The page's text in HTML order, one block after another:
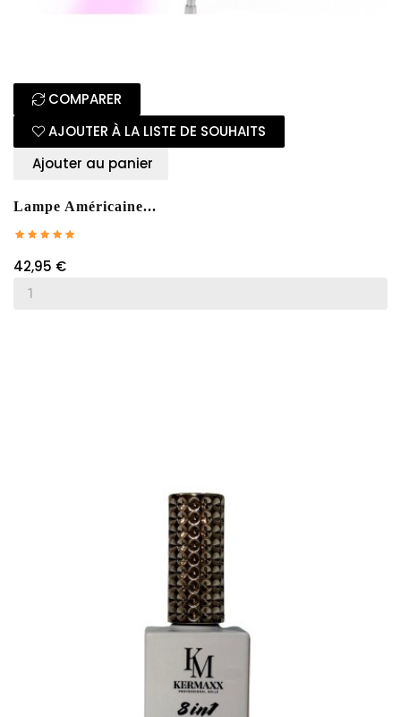
COMPARER
AJOUTER À LA LISTE DE SOUHAITS
Ajouter au panier
Lampe Américaine...
42,95 €